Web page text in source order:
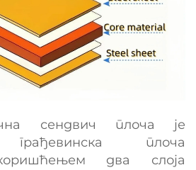
сендвич плоча је
плоча
два слоја